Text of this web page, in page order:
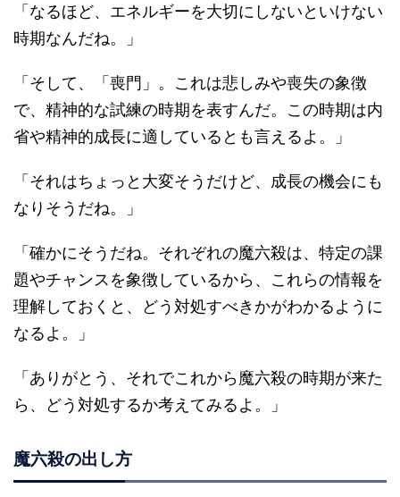
「なるほど、エネルギーを大切にしないといけない
時期なんだね。」
「そして、「喪門」。これは悲しみや喪失の象徴
で、精神的な試練の時期を表すんだ。この時期は内
省や精神的成長に適しているとも言えるよ。」
「それはちょっと大変そうだけど、成長の機会にも
なりそうだね。」
「確かにそうだね。それぞれの魔六殺は、特定の課
題やチャンスを象徴しているから、これらの情報を
理解しておくと、どう対処すべきかがわかるように
なるよ。」
「ありがとう、それでこれから魔六殺の時期が来た
ら、どう対処するか考えてみるよ。」
魔六殺の出し方